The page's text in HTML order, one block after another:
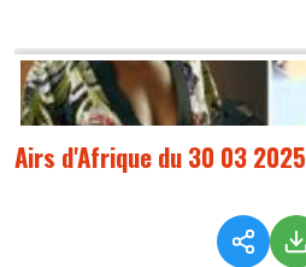
Airs d'Afrique du 30 03 2025